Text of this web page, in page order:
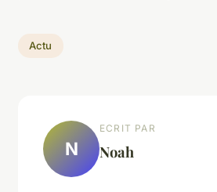
Actu
N
ECRIT PAR
Noah